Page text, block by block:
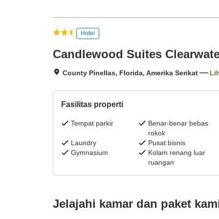
Hotel
Candlewood Suites
County Pinellas, Florida, Amerika Serikat
Fasilitas properti
Tempat parkir
Benar-benar bebas
rokok
Laundry
Pusat bisnis
Gymnasium
Kolam renang luar
ruangan
Jelajahi kamar dan paket